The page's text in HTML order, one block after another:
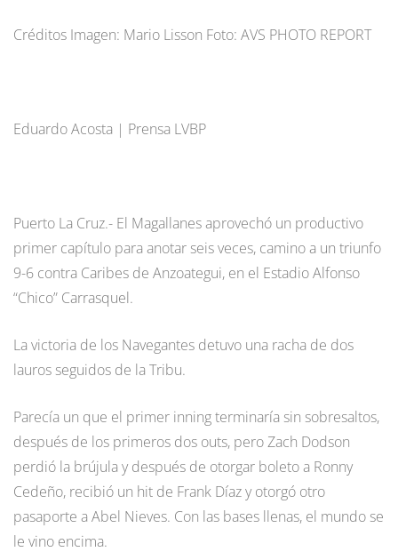
Créditos Imagen: Mario Lisson Foto: AVS PHOTO REPORT
Eduardo Acosta | Prensa LVBP
Puerto La Cruz.- El Magallanes aprovechó un productivo
primer capítulo para anotar seis veces, camino a un triunfo
9-6 contra Caribes de Anzoategui, en el Estadio Alfonso
“Chico” Carrasquel.
La victoria de los Navegantes detuvo una racha de dos
lauros seguidos de la Tribu.
Parecía un que el primer inning terminaría sin sobresaltos,
después de los primeros dos outs, pero Zach Dodson
perdió la brújula y después de otorgar boleto a Ronny
Cedeño, recibió un hit de Frank Díaz y otorgó otro
pasaporte a Abel Nieves. Con las bases llenas, el mundo se
le vino encima.